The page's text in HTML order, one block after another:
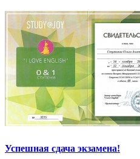
Успешная сдача экзамена!